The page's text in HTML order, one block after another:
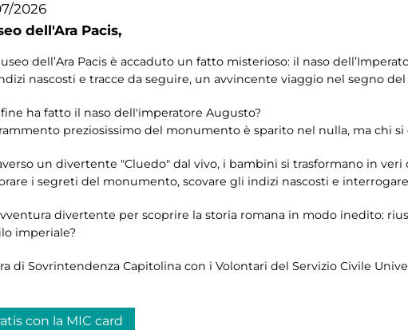
2026
dell'Ara Pacis,
dell’Ara Pacis è accaduto un fatto misterioso: il naso
nascosti e tracce da seguire, un avvincente viaggio nel segno
ha fatto il naso dell'imperatore Augusto?
preziosissimo del monumento è sparito nel nulla, ma chi
un divertente "Cluedo" dal vivo, i bambini si trasformano in
i segreti del monumento, scovare gli indizi nascosti e
divertente per scoprire la storia romana in modo inedito:
imperiale?
di Sovrintendenza Capitolina con i Volontari del Servizio Civile
con la MIC card